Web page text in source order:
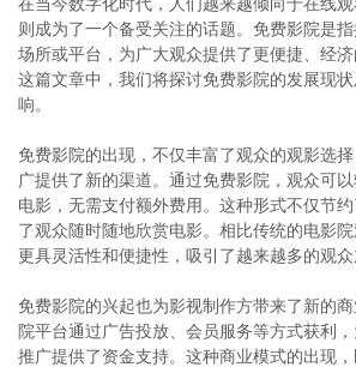
则成为了一个备受关注的话题。免费影院是
场所或平台，为广大观众提供了更便捷、经
这篇文章中，我们将探讨免费影院的发展现
响。
免费影院的出现，不仅丰富了观众的观影选
广提供了新的渠道。通过免费影院，观众可
电影，无需支付额外费用。这种形式不仅节
了观众随时随地欣赏电影。相比传统的电影
更具灵活性和便捷性，吸引了越来越多的观众
免费影院的兴起也为影视制作方带来了新的
院平台通过广告投放、会员服务等方式获利
推广提供了资金支持。这种商业模式的出现